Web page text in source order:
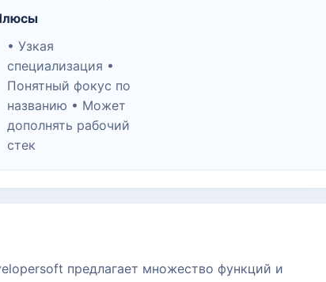
• Узкая
специализация •
Понятный фокус по
названию • Может
дополнять рабочий
стек
предлагает множество функций и